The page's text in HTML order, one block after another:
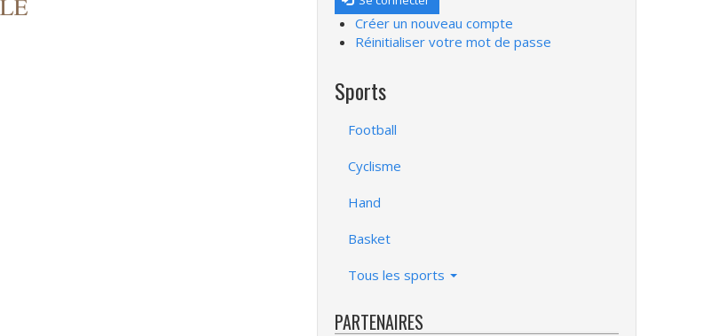
Créer un nouveau compte
Réinitialiser votre mot de passe
Sports
Football
Cyclisme
Hand
Basket
Tous les sports
PARTENAIRES